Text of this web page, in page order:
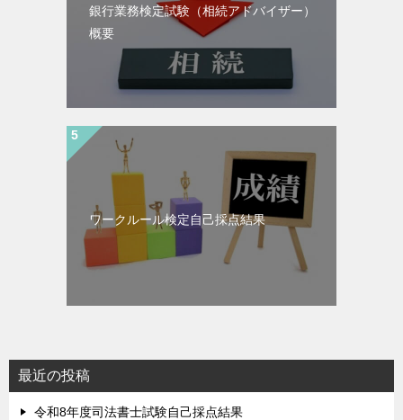
銀行業務検定試験（相続アドバイザー）
概要
ワークルール検定自己採点結果
最近の投稿
令和8年度司法書士試験自己採点結果